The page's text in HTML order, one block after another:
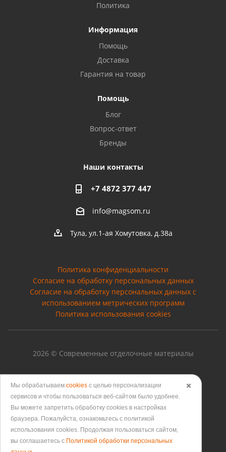
Политика
Информация
Помощь
Доставка
Гарантия на товар
Помощь
Блог
Вопрос-ответ
Бренды
Наши контакты
+7 4872 377 447
info@magsom.ru
Тула, ул.1-ая Хомутовка, д.38а
Политика конфиденциальности
Согласие на обработку персональных данных
Cогласие на обработку персональных данных с
использованием метрических программ
Политика использования cookies
2026 © Современные отделочные материалы
Версия для печати
✖️
Мы обрабатываем cookies с целью персонализации
сервисов и чтобы пользоваться веб-сайтом было удобнее.
Вы можете запретить обработку сookies в настройках
браузера. Пожалуйста, ознакомьтесь с политикой
использования cookies. Продолжая пользоваться сайтом,
вы соглашаетесь с Политикой обработки персональных